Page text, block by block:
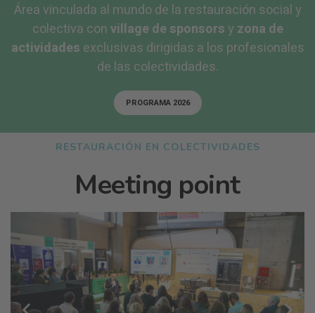
Área vinculada al mundo de la restauración social y
colectiva convillage de sponsors y zona de
actividades exclusivas dirigidas a los profesionales
de las colectividades.
PROGRAMA 2026
RESTAURACIÓN EN COLECTIVIDADES
Meeting point